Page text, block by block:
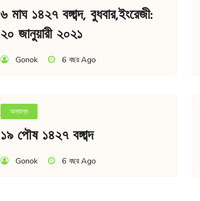
৬ মাঘ ১৪২৭ বঙ্গাব্দ, বুধবার,ইংরেজী:
২০ জানুয়ারী ২০২১
Gonok 6 বছর Ago
অন্যান্য
১৯ পৌষ ১৪২৭ বঙ্গাব্দ
Gonok 6 বছর Ago